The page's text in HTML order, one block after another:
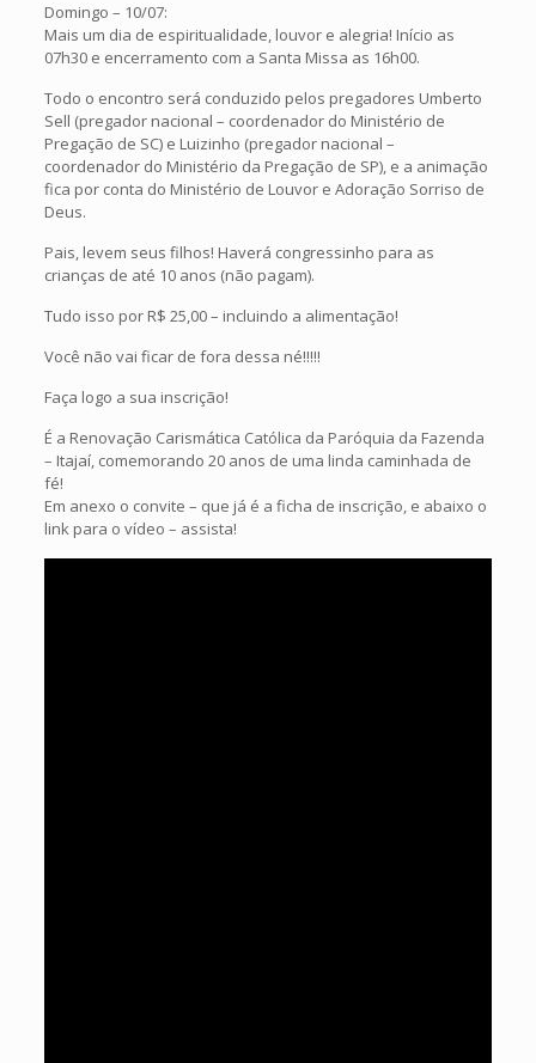
Domingo – 10/07:
Mais um dia de espiritualidade, louvor e alegria! Início as
07h30 e encerramento com a Santa Missa as 16h00.
Todo o encontro será conduzido pelos pregadores Umberto
Sell (pregador nacional – coordenador do Ministério de
Pregação de SC) e Luizinho (pregador nacional –
coordenador do Ministério da Pregação de SP), e a animação
fica por conta do Ministério de Louvor e Adoração Sorriso de
Deus.
Pais, levem seus filhos! Haverá congressinho para as
crianças de até 10 anos (não pagam).
Tudo isso por R$ 25,00 – incluindo a alimentação!
Você não vai ficar de fora dessa né!!!!!
Faça logo a sua inscrição!
É a Renovação Carismática Católica da Paróquia da Fazenda
– Itajaí, comemorando 20 anos de uma linda caminhada de
fé!
Em anexo o convite – que já é a ficha de inscrição, e abaixo o
link para o vídeo – assista!